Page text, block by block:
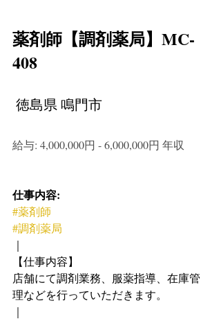
薬剤師【調剤薬局】MC-
408
徳島県 鳴門市
給与: 4,000,000円 - 6,000,000円 年収
仕事内容:
#薬剤師
#調剤薬局
｜
【仕事内容】
店舗にて調剤業務、服薬指導、在庫管
理などを行っていただきます。
｜